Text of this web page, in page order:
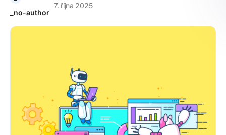
_no-author
7. října 2025